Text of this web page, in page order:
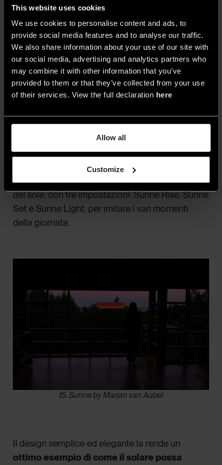
This website uses cookies
We use cookies to personalise content and ads, to
provide social media features and to analyse our traffic.
We also share information about your use of our site with
our social media, advertising and analytics partners who
may combine it with other information that you’ve
provided to them or that they’ve collected from your use
of their services. View the full declaration here
Allow all
Customize
risorsa tecnica che come forma poetica. Il
progetto utilizza tecnologie avanzate, con un
impatto minimo sull’ambiente.
Sunne
Sunneè unalampada solare autoalimentata
che cattura, immagazzina e produce luce al suo
interno. Durante il giorno, raccoglie l’energia dal
sole e la conserva in una batteria integrata, di
notte, emette una luce che richiama i cicli naturali
del sole, con tre impostazioni: Sunne Rise, Sunne
Set e Sunne Light, per imitare i vari momenti
della giornata.
15. Sunne by Marjan van Aubel
Il design semplice ed elegante la rende un
ottimo esempio di come il solare possa